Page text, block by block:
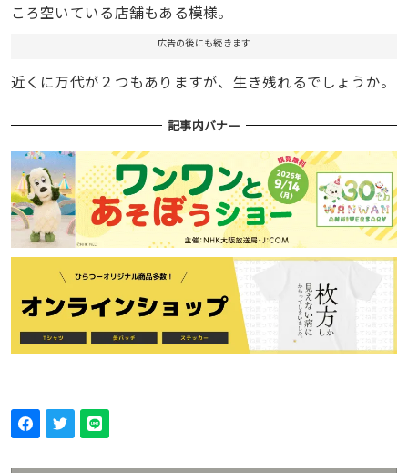
ころ空いている店舗もある模様。
広告の後にも続きます
近くに万代が２つもありますが、生き残れるでしょうか。
記事内バナー